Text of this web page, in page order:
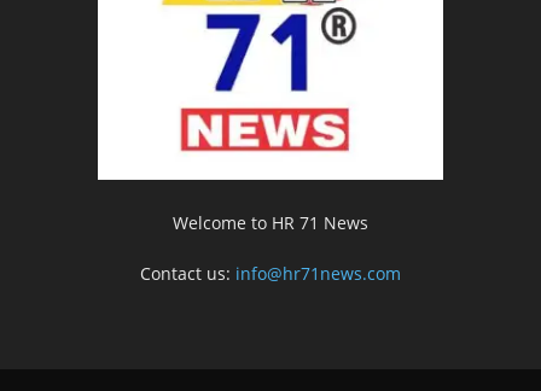
Welcome to HR 71 News
Contact us: info@hr71news.com